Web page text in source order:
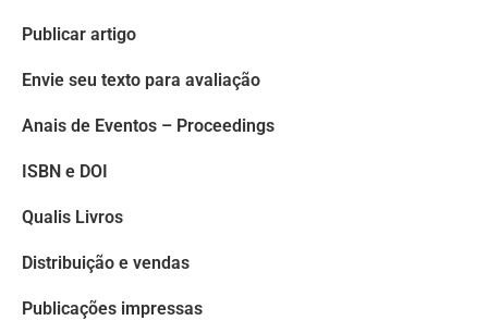
Publicar artigo
Envie seu texto para avaliação
Anais de Eventos – Proceedings
ISBN e DOI
Qualis Livros
Distribuição e vendas
Publicações impressas